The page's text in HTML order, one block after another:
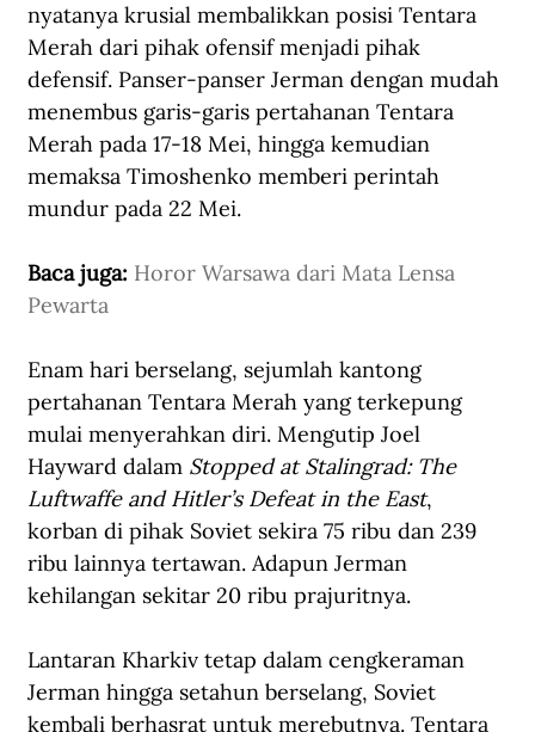
nyatanya krusial membalikkan posisi Tentara
Merah dari pihak ofensif menjadi pihak
defensif. Panser-panser Jerman dengan mudah
menembus garis-garis pertahanan Tentara
Merah pada 17-18 Mei, hingga kemudian
memaksa Timoshenko memberi perintah
mundur pada 22 Mei.
Baca juga: Horor Warsawa dari Mata Lensa
Pewarta
Enam hari berselang, sejumlah kantong
pertahanan Tentara Merah yang terkepung
mulai menyerahkan diri. Mengutip Joel
Hayward dalam Stopped at Stalingrad: The
Luftwaffe and Hitler’s Defeat in the East,
korban di pihak Soviet sekira 75 ribu dan 239
ribu lainnya tertawan. Adapun Jerman
kehilangan sekitar 20 ribu prajuritnya.
Lantaran Kharkiv tetap dalam cengkeraman
Jerman hingga setahun berselang, Soviet
kembali berhasrat untuk merebutnya. Tentara